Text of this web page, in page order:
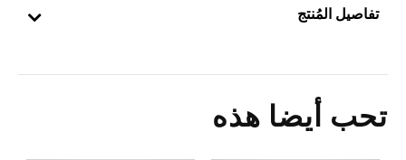
تفاصيل المُنتج
تحب أيضا هذه